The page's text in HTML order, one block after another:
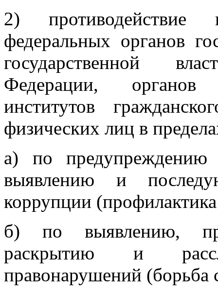
2) противодействие
федеральных органов
государственной
Федерации, органов
институтов
физических лиц в
а) по
выявлению и
коррупции
б) по выявлению,
раскрытию и
правонарушений (борьба